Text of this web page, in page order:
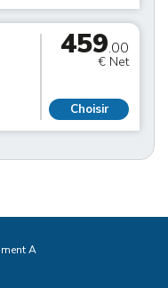
459.00
€ Net
Choisir
A